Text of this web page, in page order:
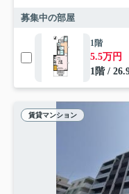
募集中の部屋
1階
5.5万円
1階 /
賃貸マンション